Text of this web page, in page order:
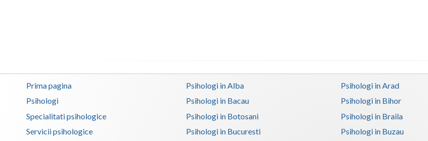
Prima pagina
Psihologi
Specialitati psihologice
Servicii psihologice
Psihologi in Alba Psihologi in Arad
Psihologi in Bacau
Psihologi in Bihor
Psihologi in Botosani
Psihologi in Braila
Psihologi in Bucuresti
Psihologi in Buzau